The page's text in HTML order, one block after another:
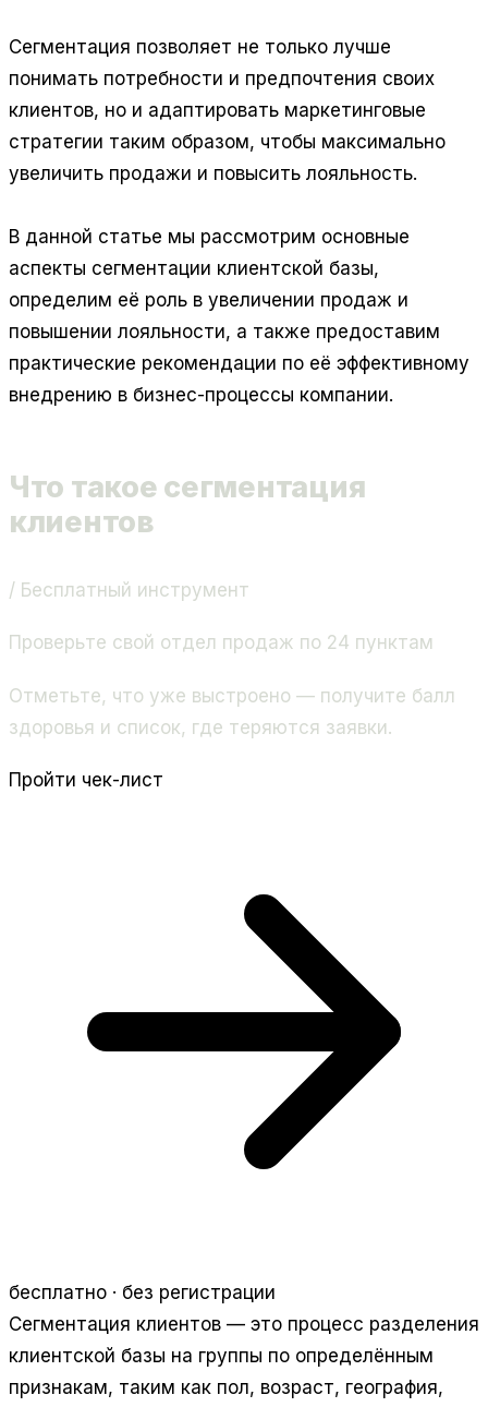
Сегментация позволяет не только лучше
понимать потребности и предпочтения своих
клиентов, но и адаптировать маркетинговые
стратегии таким образом, чтобы максимально
увеличить продажи и повысить лояльность.
В данной статье мы рассмотрим основные
аспекты сегментации клиентской базы,
определим её роль в увеличении продаж и
повышении лояльности, а также предоставим
практические рекомендации по её эффективному
внедрению в бизнес-процессы компании.
Что такое сегментация
клиентов
/ Бесплатный инструмент
Проверьте свой отдел продаж по 24 пунктам
Отметьте, что уже выстроено — получите балл
здоровья и список, где теряются заявки.
Пройти чек-лист
бесплатно · без регистрации
Сегментация клиентов — это процесс разделения
клиентской базы на группы по определённым
признакам, таким как пол, возраст, география,